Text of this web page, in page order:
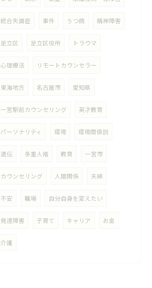
統合失調症 事件 うつ病 精神障害
足立区 足立区役所 トラウマ
心理療法 リモートカウンセラー
東海地方 名古屋市 愛知県
一宮駅前カウンセリング 英才教育
パーソナリティ 環境 環境閾値説
遺伝 多重人格 教育 一宮市
カウンセリング 人間関係 夫婦
不安 職場 自分自身を変えたい
発達障害 子育て キャリア お金
介護